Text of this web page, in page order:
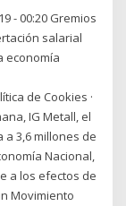
- 00:20 Gremios
salarial
economía
de Cookies ·
IG Metall, el
3,6 millones de
Nacional,
a los efectos de
Movimiento